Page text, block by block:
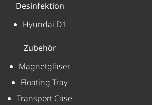
Desinfektion
Hyundai D1
Zubehör
Magnetgläser
Floating Tray
Transport Case